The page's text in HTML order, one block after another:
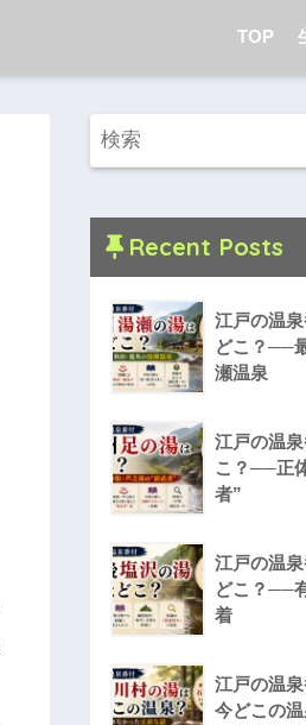
TOP
Recent Posts
江戸の温
どこ？──
瀬温泉
江戸の温
こ？──正
者”
江戸の温
どこ？──
着
江戸の温
今どこの